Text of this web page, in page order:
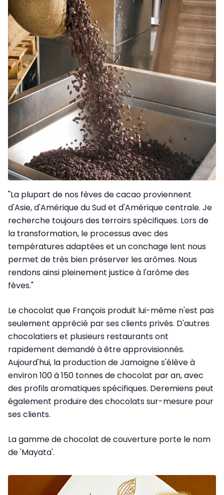
"La plupart de nos fèves de cacao proviennent
d'Asie, d'Amérique du Sud et d'Amérique centrale. Je
recherche toujours des terroirs spécifiques. Lors de
la transformation, le processus avec des
températures adaptées et un conchage lent nous
permet de très bien préserver les arômes. Nous
rendons ainsi pleinement justice à l'arôme des
fèves."
Le chocolat que François produit lui-même n'est pas
seulement apprécié par ses clients privés. D'autres
chocolatiers et plusieurs restaurants ont
rapidement demandé à être approvisionnés.
Aujourd'hui, la production de Jamoigne s'élève à
environ 100 à 150 tonnes de chocolat par an, avec
des profils aromatiques spécifiques. Deremiens peut
également produire des chocolats sur-mesure pour
ses clients.
La gamme de chocolat de couverture porte le nom
de 'Mayata'.